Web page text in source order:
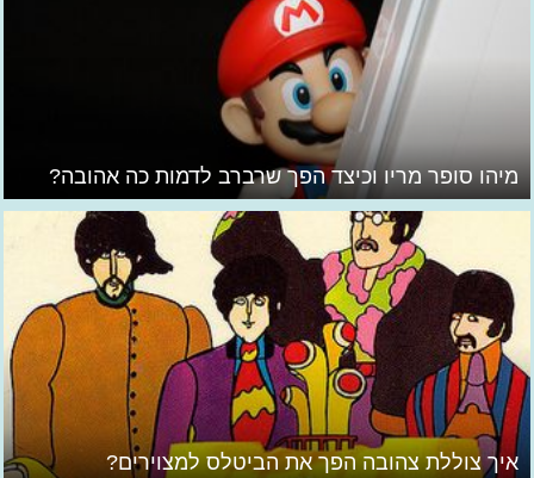
מיהו סופר מריו וכיצד הפך שרברב לדמות כה אהובה?
איך צוללת צהובה הפך את הביטלס למצוירים?